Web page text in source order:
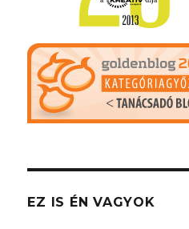
EZ IS ÉN VAGYOK